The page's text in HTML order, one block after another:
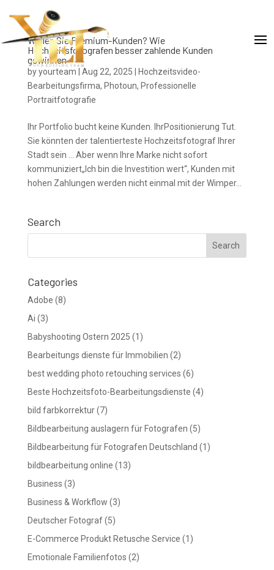
Wollen Sie Premium-Kunden? Wie
Hochzeitsfotografen besser zahlende Kunden
gewinnen
byyourteam Aug 22, 2025
Hochzeitsvideo-
Bearbeitungsfirma, Photoun, Professionelle
Portraitfotografie
Ihr Portfolio bucht keine Kunden. IhrPositionierung Tut.
Sie könnten der talentierteste Hochzeitsfotograf Ihrer
Stadt sein … Aber wenn Ihre Marke nicht sofort
kommuniziert„Ich bin die Investition wert“, Kunden mit
hohen Zahlungen werden nicht einmal mit der Wimper...
Search
Categories
Adobe (8)
Ai (3)
Babyshooting Ostern 2025 (1)
Bearbeitungs dienste für Immobilien (2)
best wedding photo retouching services (6)
Beste Hochzeitsfoto-Bearbeitungsdienste (4)
bild farbkorrektur(7)
Bildbearbeitung auslagern für Fotografen (5)
Bildbearbeitung für Fotografen Deutschland (1)
bildbearbeitung online (13)
Business (3)
Business & Workflow (3)
Deutscher Fotograf(5)
E-Commerce Produkt Retusche Service (1)
Emotionale Familienfotos (2)